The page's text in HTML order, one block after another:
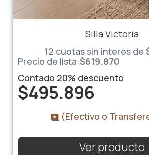
Silla Victoria
12 cuotas sin interés de
Precio de lista:$619.870
Contado 20% descuento
$495.896
(Efectivo o
Ver producto